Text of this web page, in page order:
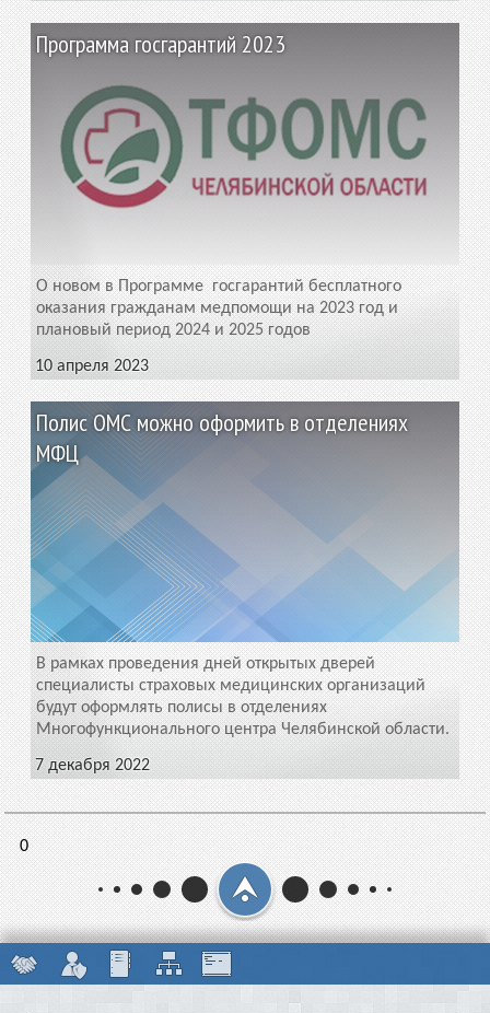
Программа госгарантий 2023
10 апреля 2023
О новом в Программе госгарантий бесплатного
оказания гражданам медпомощи на 2023 год и
плановый период 2024 и 2025 годов
Полис ОМС можно оформить в отделениях
МФЦ
7 декабря 2022
В рамках проведения дней открытых дверей
специалисты страховых медицинских организаций
будут оформлять полисы в отделениях
Многофункционального центра Челябинской области.
0